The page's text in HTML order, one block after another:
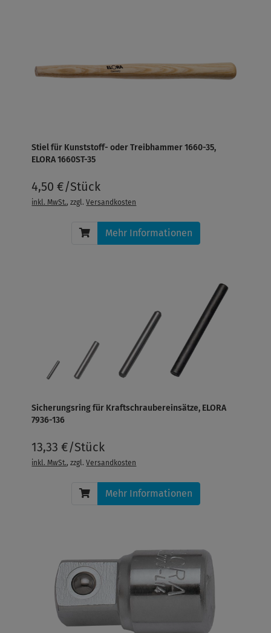
Stiel für Kunststoff- oder Treibhammer 1660-35,
ELORA 1660ST-35
4,50 €/Stück
inkl. MwSt., zzgl.Versandkosten
Mehr Informationen
Sicherungsring für Kraftschraubereinsätze, ELORA
7936-136
13,33 €/Stück
inkl. MwSt., zzgl.Versandkosten
Mehr Informationen